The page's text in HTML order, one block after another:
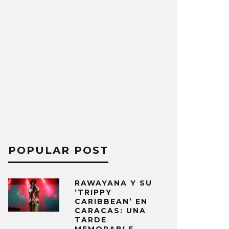
POPULAR POST
RAWAYANA Y SU
‘TRIPPY
CARIBBEAN’ EN
CARACAS: UNA
TARDE